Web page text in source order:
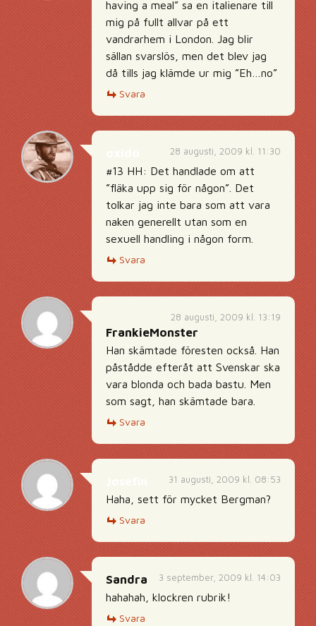
having a meal” sa en italienare till
mig på fullt allvar på ett
vandrarhem i London. Jag blir
sällan svarslös, men det blev jag
då tills jag klämde ur mig ”Eh…no”
Svara
28 augusti, 2009 kl. 11:30
#13 HH: Det handlade om att
”fläka upp sig för någon”. Det
tolkar jag inte bara som att vara
naken generellt utan som en
sexuell handling i någon form.
Svara
28 augusti, 2009 kl. 13:19
FrankieMonster
Han skämtade föresten också. Han
påstådde efteråt att Svenskar ska
vara blonda och bada bastu. Men
som sagt, han skämtade bara.
Svara
31 augusti, 2009 kl. 08:53
Haha, sett för mycket Bergman?
Svara
3 september, 2009 kl. 14:03
Sandra
hahahah, klockren rubrik!
Svara